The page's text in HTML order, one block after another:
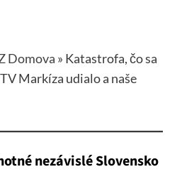
Domova » Katastrofa, čo sa
Markíza udialo a naše
nezávislé Slovensko